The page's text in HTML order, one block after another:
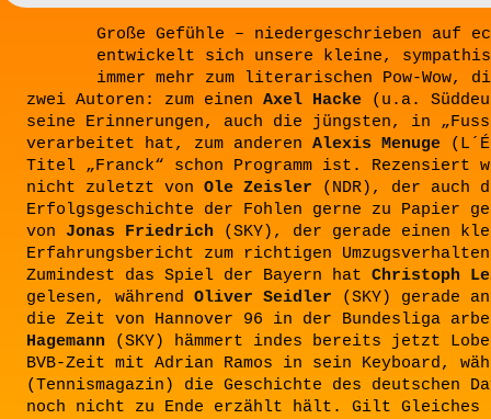
Große Gefühle – niedergeschrieben auf
entwickelt sich unsere kleine,
immer mehr zum literarischen Pow-Wow,
zwei Autoren: zum einen Axel Hacke (u.a.
seine Erinnerungen, auch die jüngsten, in
verarbeitet hat, zum anderen Alexis Menuge
Titel „Franck“ schon Programm ist. Rezensiert
nicht zuletzt von Ole Zeisler (NDR), der auch
Erfolgsgeschichte der Fohlen gerne zu Papier
von Jonas Friedrich (SKY), der gerade einen
Erfahrungsbericht zum richtigen
Zumindest das Spiel der Bayern hat Christoph
gelesen, während Oliver Seidler (SKY) gerade
die Zeit von Hannover 96 in der Bundesliga
Hagemann (SKY) hämmert indes bereits jetzt
BVB-Zeit mit Adrian Ramos in sein Keyboard,
(Tennismagazin) die Geschichte des deutschen
noch nicht zu Ende erzählt hält. Gilt Gleiches